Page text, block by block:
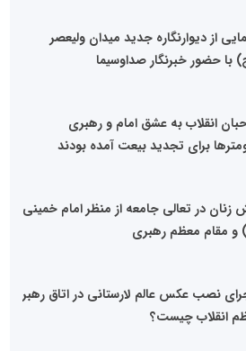
از دیوارنگاره جدید میدان ولیعصر
با حضور خبرنگار صداوسیما
انقلاب به عشق امام و رهبری
برای تجدید بیعت آمده بودند
زنان در تعالی جامعه از منظر امام خمینی
و مقام معظم رهبری
نصب عکس عالم لارستانی در اتاق رهبر
انقلاب چیست؟